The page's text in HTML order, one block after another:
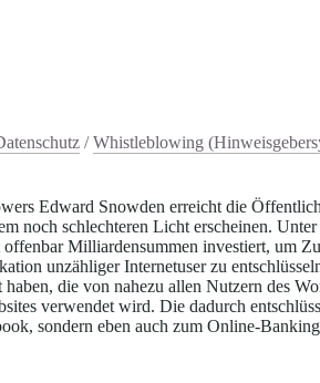
/Whistleblowing
Edward Snowden erreicht die
noch schlechteren Licht erscheinen.
offenbar Milliardensummen investiert, um
unzähliger Internetuser zu
die von nahezu allen Nutzern des
verwendet wird. Die dadurch
sondern eben auch zum Online-